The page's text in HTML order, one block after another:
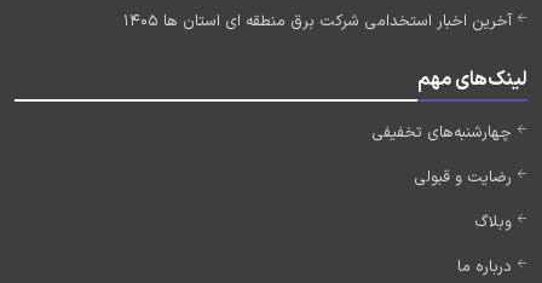
آخرین اخبار استخدامی شرکت برق منطقه ای استان ها 1405
لینک‌های مهم
چهارشنبه‌های تخفیفی
رضایت و قبولی
وبلاگ
درباره ما